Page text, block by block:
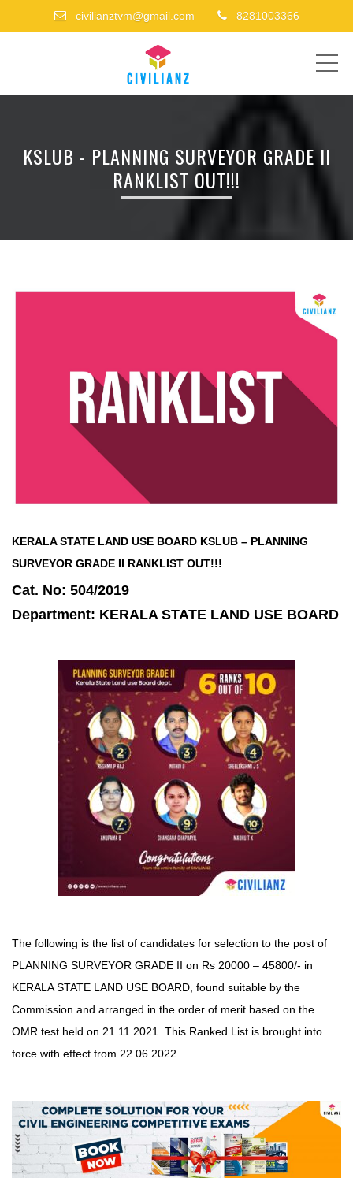
civilianztvm@gmail.com 8281003366
KSLUB - PLANNING SURVEYOR GRADE II
RANKLIST OUT!!!
KERALA STATE LAND USE BOARD KSLUB – PLANNING
SURVEYOR GRADE II RANKLIST OUT!!!
Cat. No: 504/2019
Department: KERALA STATE LAND USE BOARD
The following is the list of candidates for selection to the post of
PLANNING SURVEYOR GRADE II on Rs 20000 – 45800/- in
KERALA STATE LAND USE BOARD, found suitable by the
Commission and arranged in the order of merit based on the
OMR test held on 21.11.2021. This Ranked List is brought into
force with effect from 22.06.2022